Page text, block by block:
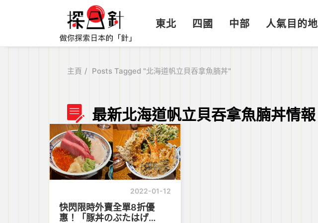
東北 四國 中部 人氣目的地
主頁 Posts Tagged "北海道帆立貝吞拿魚腩丼"
最新北海道帆立貝吞拿魚腩丼情報
2022-01-12
快閃限時外賣全單8折優
惠！「豚丼のぶたはげ